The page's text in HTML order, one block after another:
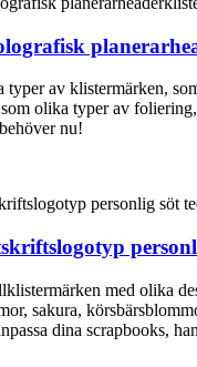
typer av klistermärken,
olika typer av
nu!
med olika
sakura,
dina scrapbooks,